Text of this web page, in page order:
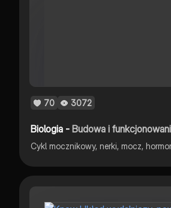
70 3072
Biologia -Budowa i funkcjonowanie